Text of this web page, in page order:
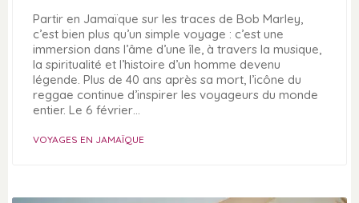
Partir en Jamaïque sur les traces de Bob Marley,
c’est bien plus qu’un simple voyage : c’est une
immersion dans l’âme d’une île, à travers la musique,
la spiritualité et l’histoire d’un homme devenu
légende. Plus de 40 ans après sa mort, l’icône du
reggae continue d’inspirer les voyageurs du monde
entier. Le 6 février…
VOYAGES EN JAMAÏQUE